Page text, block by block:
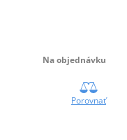
Na objednávku
Porovnať